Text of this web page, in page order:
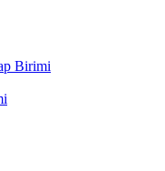
Birimi